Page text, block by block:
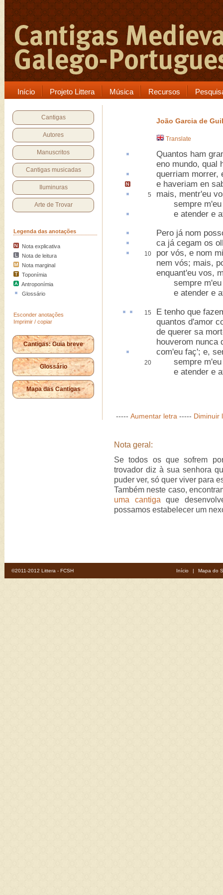
Início Projeto Littera Música Recursos
Cantigas
Autores
Manuscritos
Cantigas musicadas
Iluminuras
Arte de Trovar
Legenda das anotações
Nota explicativa
Nota de leitura
Nota marginal
Toponímia
Antroponímia
Glossário
Esconder anotações
Imprimir / copiar
Cantigas: Guia breve
Glossário
Mapa das Cantigas
João Garcia de
Translate
Quantos ham
eno mundo, qual
querriam morrer,
e haveriam en
5 mais, mentr'eu
sempre m'eu
e atender e
Pero já nom
ca já cegam os
10
por vós, e nom
nem vós; mais,
enquant'eu vos,
sempre m'eu
e atender e
15 E tenho que
quantos d'amor
de querer sa
houverom nunca
com'eu faç'; e,
20
sempre m'eu
e atender e
----- Aumentar letra ----- Diminuir
Nota geral:
Se todos os que sofrem
trovador diz à sua senhora
puder ver, só quer viver para
Também neste caso,
uma cantiga que
possamos estabelecer um
©2011-2012 Littera - FCSH Início | Mapa do